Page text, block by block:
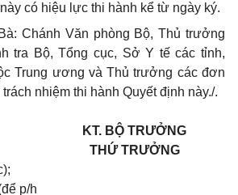
có hiệu lực thi hành kể từ ngày ký.
Chánh Văn phòng Bộ, Thủ trưởng
tra Bộ, Tổng cục, Sở Y tế các tỉnh,
Trung ương và Thủ trưởng các đơn
trách nhiệm thi hành Quyết định này./.
ể p/h
KT. BỘ TRƯỞNG
THỨ TRƯỞNG